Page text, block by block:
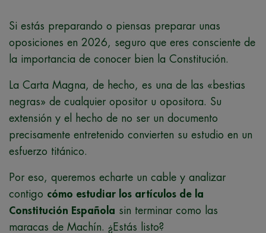
Si estás preparando o piensas preparar unas
oposiciones en 2026, seguro que eres consciente de
la importancia de conocer bien la Constitución.
La Carta Magna, de hecho, es una de las «bestias
negras» de cualquier opositor u opositora. Su
extensión y el hecho de no ser un documento
precisamente entretenido convierten su estudio en un
esfuerzo titánico.
Por eso, queremos echarte un cable y analizar
contigo cómo estudiar los artículos de la
Constitución Española sin terminar como las
maracas de Machín. ¿Estás listo?